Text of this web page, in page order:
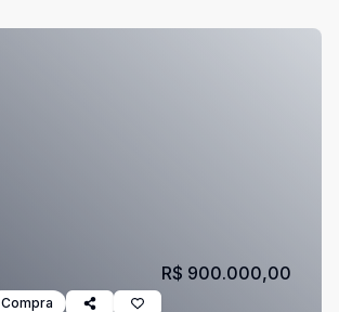
Compra
R$ 900.000,00